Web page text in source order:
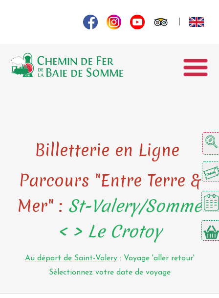
Billetterie en Ligne
Parcours "Entre Terre &
Mer" : St-Valery/Somme
< > Le Crotoy
Au départ de Saint-Valery: Voyage 'aller retour'
Sélectionnez votre date de voyage